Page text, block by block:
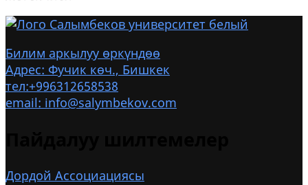
Билим аркылуу өркүндөө
Адрес: Фучик көч., Бишкек
тел:+996312658538
email: info@salymbekov.com
Дордой Ассоциациясы